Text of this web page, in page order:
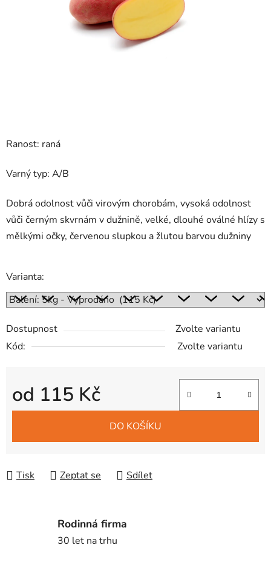
Ranost: raná
Varný typ: A/B
Dobrá odolnost vůči virovým chorobám, vysoká odolnost
vůči černým skvrnám v dužnině, velké, dlouhé oválné hlízy s
mělkými očky, červenou slupkou a žlutou barvou dužniny
Varianta:
Dostupnost
Zvolte variantu
Kód:
Zvolte variantu
od 115 Kč
Měrná cena:
DO KOŠÍKU
Tisk Zeptat se Sdílet
Rodinná firma
30 let na trhu